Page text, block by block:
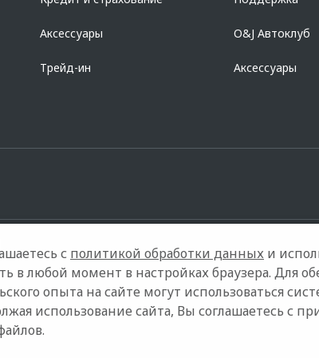
Аксессуары
Трейд-ин
O&J Автоклуб
Аксессуары
ряд Архивные модели Контакты О компании
с политикой обработки данных и
в любой момент в настройках браузера. Для
опыта на сайте могут использоваться
использование сайта, Вы соглашаетесь с